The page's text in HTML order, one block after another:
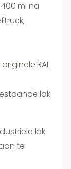
ml na
RAL
lak
lak
te